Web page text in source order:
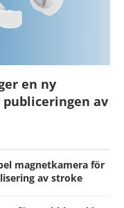
en ny
av
magnetkamera för
av stroke